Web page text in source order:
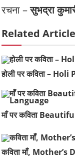
रचना –सुभद्रा
Related
होली पर कविता –
माँ पर कविता
कविता माँ,